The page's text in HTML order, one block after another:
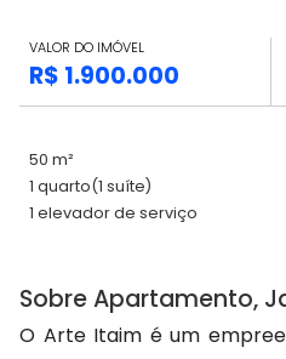
VALOR DO IMÓVEL
R$ 1.900.000
50 m²
1 quarto(1 suíte)
1 elevador de serviço
Sobre Apartamento,
O Arte Itaim é um